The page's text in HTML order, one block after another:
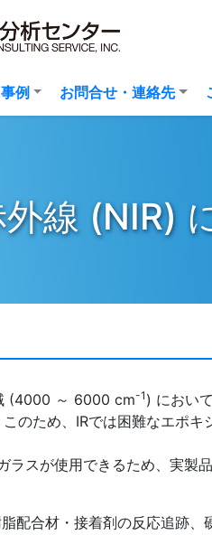
例 お問合せ・連絡先
線 (NIR)
(4000 ～ 6000 cm-1 ) におい
のため、IRでは困難なエポ
ラスが使用できるため、実製
配合材・接着剤の反応追跡、